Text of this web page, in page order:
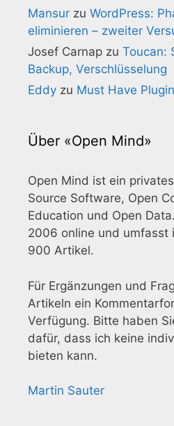
Mansur zu WordPress:
eliminieren – zweiter
Josef Carnap zu Toucan:
Backup, Verschlüsselung
Eddy zu Must Have
Über «Open Mind»
Open Mind ist ein
Source Software, Open
Education und Open
2006 online und umfasst
900 Artikel.
Für Ergänzungen und
Artikeln ein
Verfügung. Bitte haben
dafür, dass ich keine
bieten kann.
Martin Sauter